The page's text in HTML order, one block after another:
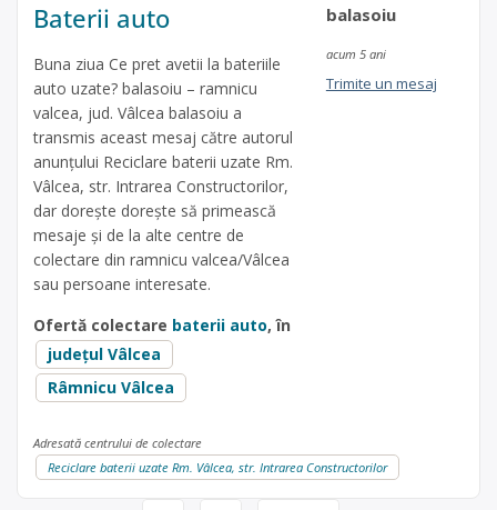
Baterii auto
Buna ziua Ce pret avetii la bateriile
auto uzate? balasoiu – ramnicu
valcea, jud. Vâlcea balasoiu a
transmis aceast mesaj către autorul
anunțului Reciclare baterii uzate Rm.
Vâlcea, str. Intrarea Constructorilor,
dar dorește dorește să primească
mesaje și de la alte centre de
colectare din ramnicu valcea/Vâlcea
sau persoane interesate.
Ofertă colectare baterii auto, în
județul Vâlcea
Râmnicu Vâlcea
balasoiu
acum 5 ani
Trimite un mesaj
Adresată centrului de colectare
Reciclare baterii uzate Rm. Vâlcea, str. Intrarea Constructorilor